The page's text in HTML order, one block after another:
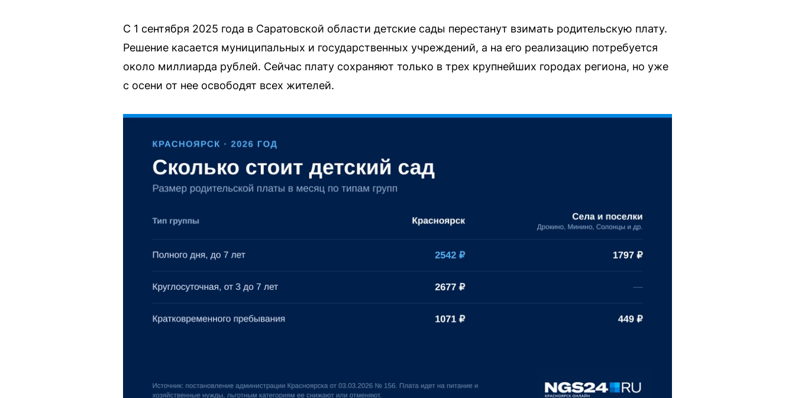
С 1 сентября 2025 года в Саратовской области детские сады перестанут взимать родительскую плату.
Решение касается муниципальных и государственных учреждений, а на его реализацию потребуется
около миллиарда рублей. Сейчас плату сохраняют только в трех крупнейших городах региона, но уже
с осени от нее освободят всех жителей.